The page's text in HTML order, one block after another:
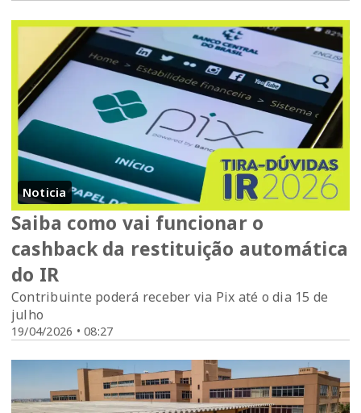
Noticia
19/04/2026 • 08:27
Saiba como vai funcionar o
cashback da restituição automática
do IR
Contribuinte poderá receber via Pix até o dia 15 de
julho